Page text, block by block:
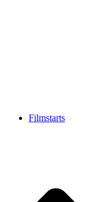
Filmstarts